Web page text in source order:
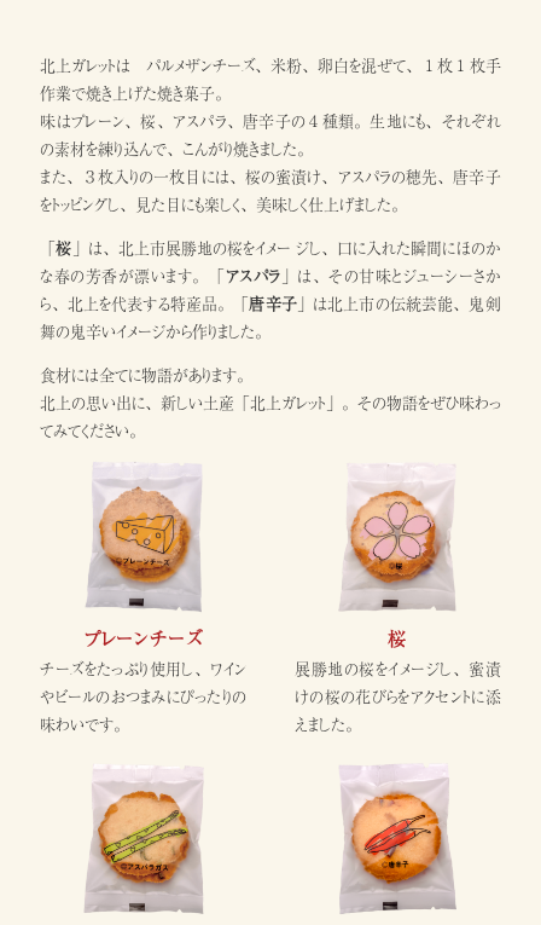
北上ガレットは パルメザンチーズ、米粉、卵白を混ぜて、１枚１枚手
作業で焼き上げた焼き菓子。
味はプレーン、桜、アスパラ、唐辛子の４種類。生地にも、それぞれ
の素材を練り込んで、こんがり焼きました。
また、３枚入りの一枚目には、桜の蜜漬け、アスパラの穂先、唐辛子
をトッピングし、見た目にも楽しく、美味しく仕上げました。
「桜 」は、北上市展勝地の桜をイメー ジし、口に入れた瞬間にほのか
な春の芳香が漂います。「アスパラ 」は、その甘味とジューシーさか
ら、北上を代表する特産品。「唐辛子」は北上市の伝統芸能、鬼剣
舞の鬼辛いイメージから作りました。
食材には全てに物語があります。
北上の思い出に、新しい土産「北上ガレット」。その物語をぜひ味わっ
てみてください。
プレーンチーズ
チーズをたっぷり使用し、ワイン
やビールのおつまみにぴったりの
味わいです。
桜
展勝地の桜をイメージし、蜜漬
けの桜の花びらをアクセントに添
えました。